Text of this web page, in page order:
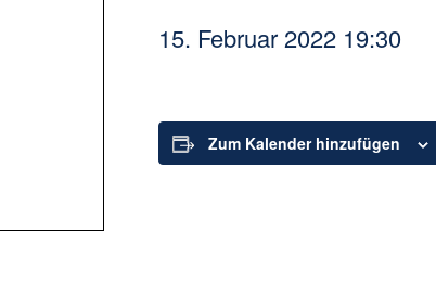
15. Februar 2022 19:30
Zum Kalender hinzufügen